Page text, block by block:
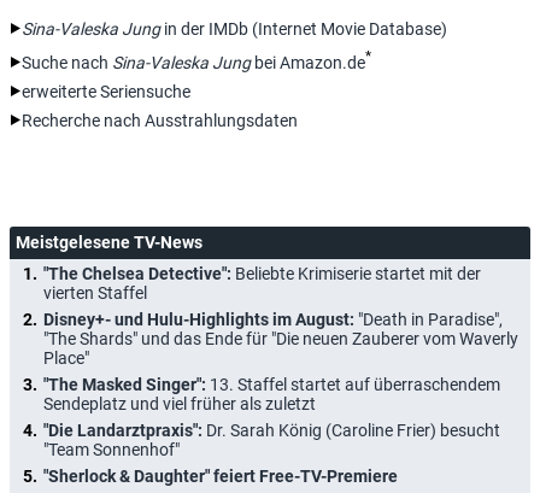
Sina-Valeska Jungin der IMDb (Internet Movie Database)
Suche nach Sina-Valeska Jungbei Amazon.de*
erweiterte Seriensuche
Recherche nach Ausstrahlungsdaten
Meistgelesene TV-News
"The Chelsea Detective": Beliebte Krimiserie startet mit der
vierten Staffel
Disney+- und Hulu-Highlights im August: "Death in Paradise",
"The Shards" und das Ende für "Die neuen Zauberer vom Waverly
Place"
"The Masked Singer": 13. Staffel startet auf überraschendem
Sendeplatz und viel früher als zuletzt
"Die Landarztpraxis": Dr. Sarah König (Caroline Frier) besucht
"Team Sonnenhof"
"Sherlock & Daughter" feiert Free-TV-Premiere